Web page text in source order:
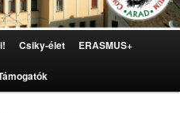
Csiky-élet ERASMUS+